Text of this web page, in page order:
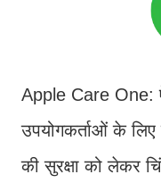
Apple Care One:
उपयोगकर्ताओं के
की सुरक्षा को लेकर